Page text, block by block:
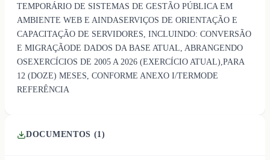
TEMPORÁRIO DE SISTEMAS DE GESTÃO PÚBLICA EM
AMBIENTE WEB E AINDASERVIÇOS DE ORIENTAÇÃO E
CAPACITAÇÃO DE SERVIDORES, INCLUINDO: CONVERSÃO
E MIGRAÇÃODE DADOS DA BASE ATUAL, ABRANGENDO
OSEXERCÍCIOS DE 2005 A 2026 (EXERCÍCIO ATUAL),PARA
12 (DOZE) MESES, CONFORME ANEXO I/TERMODE
REFERÊNCIA
DOCUMENTOS (1)